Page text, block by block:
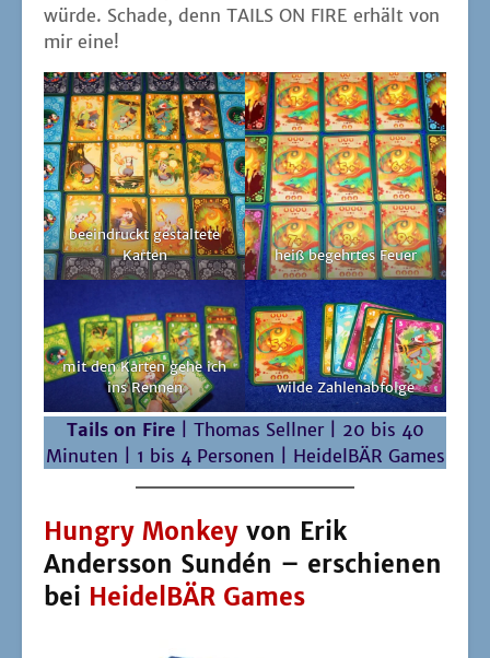
ins Rennen
wil­de Zahlenabfolge
Tails on Fire| Tho­mas Sell­ner | 20 bis 40
Minu­ten | 1 bis 4 Per­so­nen | Hei­del­BÄR Games
Hungry Monkeyvon Erik
Andersson Sundén – erschienen
HeidelBÄR Games